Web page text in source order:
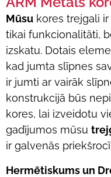
Mūsu kores trejgali
tikai funkcionalitāti,
izskatu. Dotais
kad jumta slīpnes
ir jumti ar vairāk
konstrukcijā būs
kores, lai izveidotu
gadījumos mūsu
ir galvenās
Hermētiskums un